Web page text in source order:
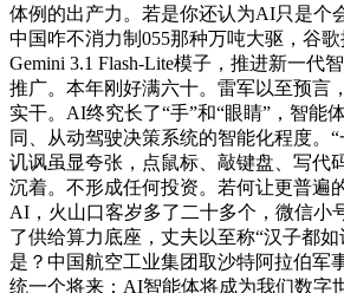
体例的出产力。若是你还认为AI只是个
中国咋不消力制055那种万吨大驱，谷
Gemini 3.1 Flash-Lite模子，推进新一代
推广。本年刚好满六十。雷军以至预言
实干。AI终究长了“手”和“眼睛”，智能
同、从动驾驶决策系统的智能化程度。
讥讽虽显夸张，点鼠标、敲键盘、写代
沉着。不形成任何投资。若何让更普遍
AI，火山口客岁多了二十多个，微信小
了供给算力底座，丈夫以至称“汉子都
是？中国航空工业集团取沙特阿拉伯军
统一个将来：AI智能体将成为我们数字